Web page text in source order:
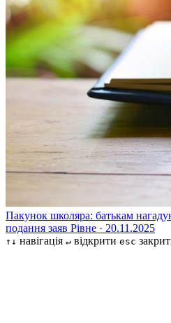
Пакунок школяра: батькам
подання заяв Рівне · 20.11.2025
↑↓ навігація ↵ відкрити esc